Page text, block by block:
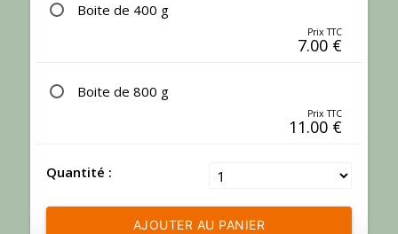
Boite de 400 g
Prix TTC
7.00 €
Boite de 800 g
Prix TTC
11.00 €
Quantité :
AJOUTER AU PANIER